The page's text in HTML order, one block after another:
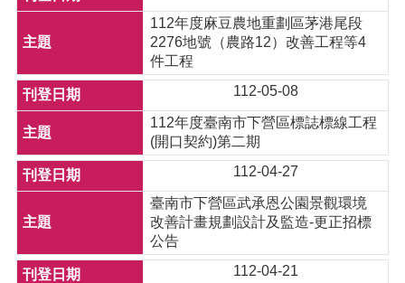
112年度麻豆農地重劃區茅港尾段
2276地號（農路12）改善工程等4
件工程
112-05-08
112年度臺南市下營區標誌標線工程
(開口契約)第二期
112-04-27
臺南市下營區武承恩公園景觀環境
改善計畫規劃設計及監造-更正招標
公告
112-04-21